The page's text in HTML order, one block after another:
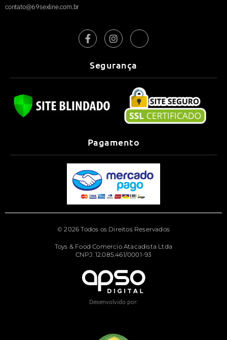
contato@69sexline.com.br
Segurança
Pagamento
© 2026 Todos os Direitos Reservados
Toys & Food Comercio Atacadista Ltda
CNPJ: 12.085.461/0001-93
Desenvolvido por: